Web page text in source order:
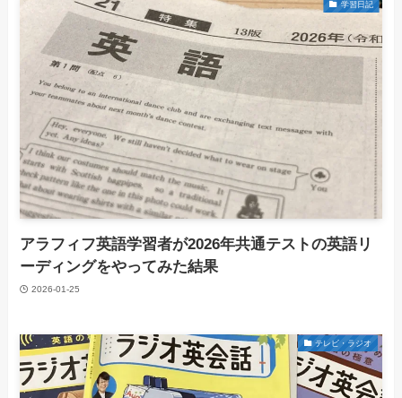
学習日記
アラフィフ英語学習者が2026年共通テストの英語リ
ーディングをやってみた結果
2026-01-25
テレビ・ラジオ